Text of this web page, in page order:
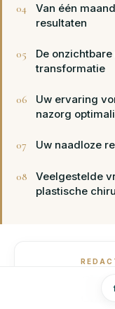
Van één
resultaten
De
transformatie
Uw ervaring
nazorg
Uw naadloze
Veelgestelde
plastische